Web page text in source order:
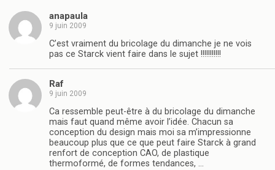
anapaula
9 juin 2009
C’est vraiment du bricolage du dimanche je ne vois
pas ce Starck vient faire dans le sujet !!!!!!!!!!!
Raf
9 juin 2009
Ca ressemble peut-être à du bricolage du dimanche
mais faut quand même avoir l’idée. Chacun sa
conception du design mais moi sa m’impressionne
beaucoup plus que ce que peut faire Starck à grand
renfort de conception CAO, de plastique
thermoformé, de formes tendances, …